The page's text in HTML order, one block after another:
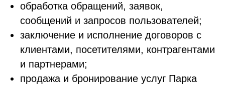
обработка обращений, заявок,
сообщений и запросов пользователей;
заключение и исполнение договоров с
клиентами, посетителями, контрагентами
и партнерами;
продажа и бронирование услуг Парка